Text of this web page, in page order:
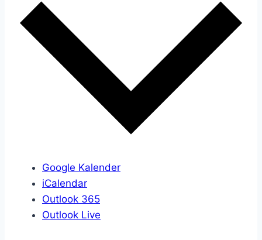
Google Kalender
iCalendar
Outlook 365
Outlook Live